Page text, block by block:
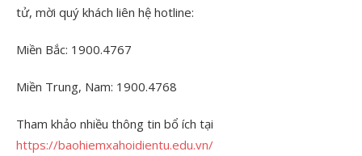
tử, mời quý khách liên hệ hotline:
Miền Bắc: 1900.4767
Miền Trung, Nam: 1900.4768
Tham khảo nhiều thông tin bổ ích tại
https://baohiemxahoidientu.edu.vn/